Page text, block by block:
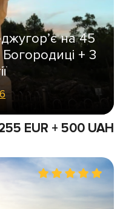
на 45
+ 3
EUR + 500 UAH